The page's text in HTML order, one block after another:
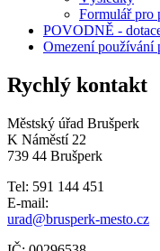
Formulář pro
POVODNĚ -
Omezení používání
Rychlý kontakt
Městský úřad Brušperk
K Náměstí 22
739 44 Brušperk
Tel: 591 144 451
E-mail:
urad@brusperk-mesto.cz